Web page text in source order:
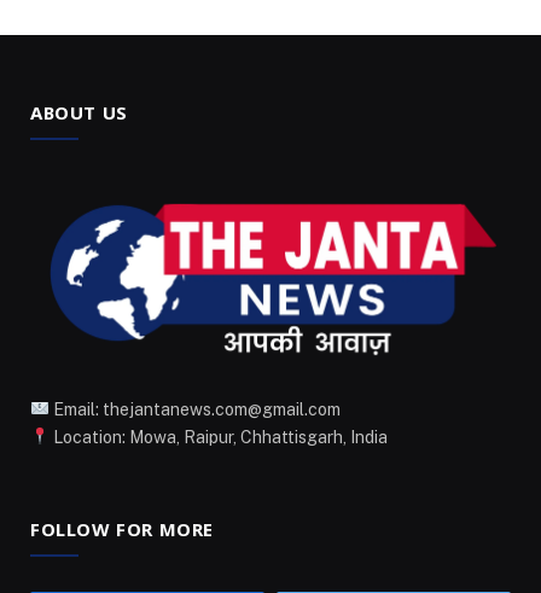
ABOUT US
Email: thejantanews.com@gmail.com
Location: Mowa, Raipur, Chhattisgarh, India
FOLLOW FOR MORE